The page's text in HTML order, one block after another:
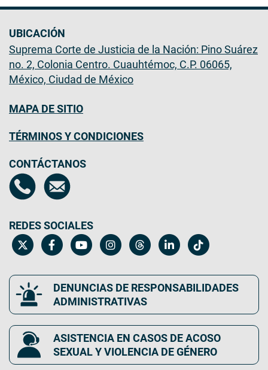
UBICACIÓN
Suprema Corte de Justicia de la Nación: Pino Suárez
no. 2, Colonia Centro. Cuauhtémoc, C.P. 06065,
México, Ciudad de México
MAPA DE SITIO
TÉRMINOS Y CONDICIONES
CONTÁCTANOS
REDES SOCIALES
DENUNCIAS DE RESPONSABILIDADES
ADMINISTRATIVAS
ASISTENCIA EN CASOS DE ACOSO
SEXUAL Y VIOLENCIA DE GÉNERO